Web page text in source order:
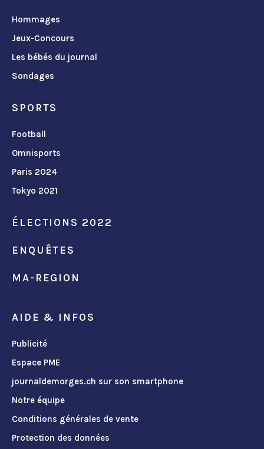
Hommages
Jeux-Concours
Les bébés du journal
Sondages
SPORTS
Football
Omnisports
Paris 2024
Tokyo 2021
ÉLECTIONS 2022
ENQUÊTES
MA-REGION
AIDE & INFOS
Publicité
Espace PME
journaldemorges.ch sur son smartphone
Notre équipe
Conditions générales de vente
Protection des données